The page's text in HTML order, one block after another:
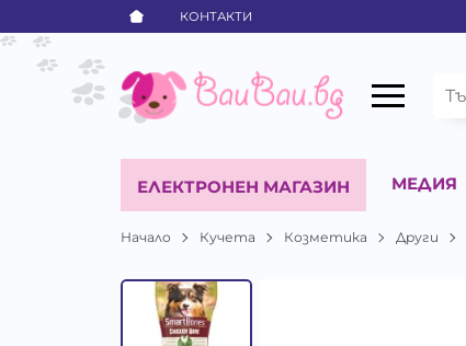
КОНТАКТИ
ЕЛЕКТРОНЕН МАГАЗИН МЕДИЯ
Начало Кучета Козметика Други